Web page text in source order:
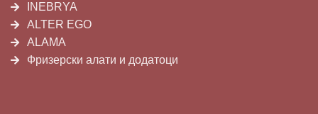
INEBRYA
ALTER EGO
ALAMA
Фризерски алати и додатоци